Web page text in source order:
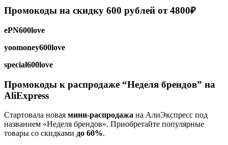
Промокоды на скидку 600 рублей от 4800₽
ePN600love
yoomoney600love
special600love
Промокоды к распродаже “Неделя брендов” на
AliExpress
Стартовала новая мини-распродажа на АлиЭкспресс под
названием «Неделя брендов». Приобретайте популярные
товары со скидками до 60%.